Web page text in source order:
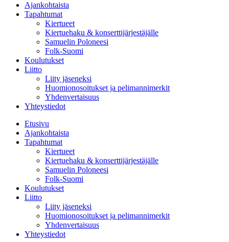
Ajankohtaista
Tapahtumat
Kiertueet
Kiertuehaku & konserttijärjestäjälle
Samuelin Poloneesi
Folk-Suomi
Koulutukset
Liitto
Liity jäseneksi
Huomionosoitukset ja pelimannimerkit
Yhdenvertaisuus
Yhteystiedot
Etusivu
Ajankohtaista
Tapahtumat
Kiertueet
Kiertuehaku & konserttijärjestäjälle
Samuelin Poloneesi
Folk-Suomi
Koulutukset
Liitto
Liity jäseneksi
Huomionosoitukset ja pelimannimerkit
Yhdenvertaisuus
Yhteystiedot